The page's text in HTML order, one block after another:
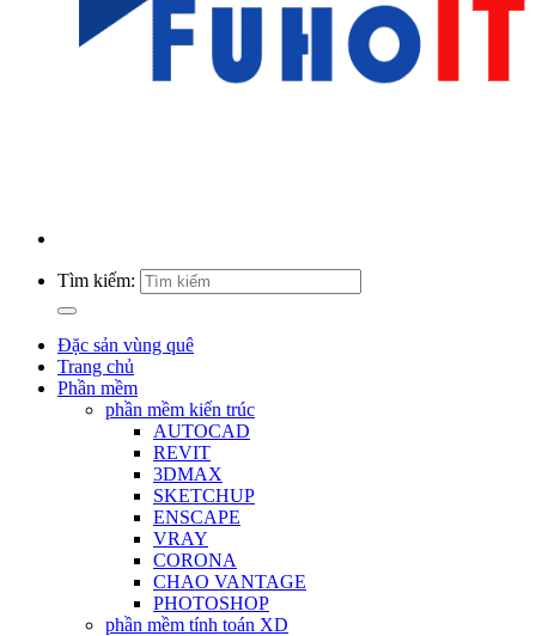
Tìm kiếm:
Đặc sản vùng quê
Trang chủ
Phần mềm
phần mềm kiến trúc
AUTOCAD
REVIT
3DMAX
SKETCHUP
ENSCAPE
VRAY
CORONA
CHAO VANTAGE
PHOTOSHOP
phần mềm tính toán XD